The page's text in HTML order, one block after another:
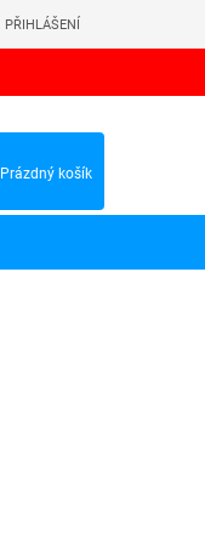
PŘIHLÁŠENÍ
NÁKUPNÍ
Prázdný košík